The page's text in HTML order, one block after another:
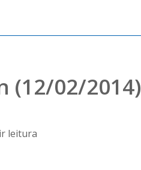
(12/02/2014)
leitura